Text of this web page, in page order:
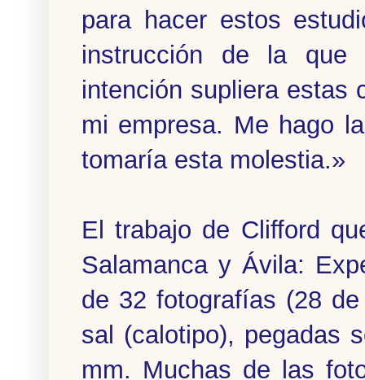
para hacer estos
instrucción de la que
intención supliera estas
mi empresa. Me hago
tomaría esta molestia.»
El trabajo de Clifford
Salamanca y Ávila:
de 32 fotografías (28
sal (calotipo), pegadas
mm. Muchas de las